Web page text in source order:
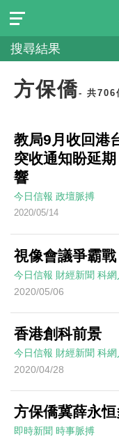
搜尋結果
方保僑- 共706
教局9月收回港
突收通知盼延
響
今日信報 政壇脈搏
2020/05/14
視像會議爭霸戰
今日信報 財經新聞 科網
2020/05/06
香港創科前景
今日信報 財經新聞 科網
2020/04/28
方保僑冀薛永
即時新聞 時事脈搏